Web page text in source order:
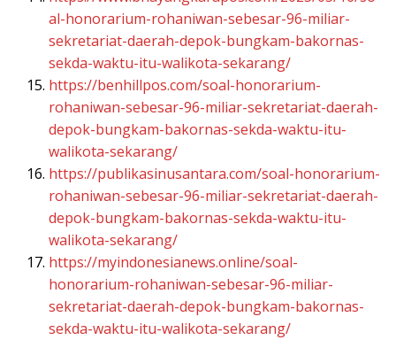
al-honorarium-rohaniwan-sebesar-96-miliar-
sekretariat-daerah-depok-bungkam-bakornas-
sekda-waktu-itu-walikota-sekarang/
https://benhillpos.com/soal-honorarium-
rohaniwan-sebesar-96-miliar-sekretariat-daerah-
depok-bungkam-bakornas-sekda-waktu-itu-
walikota-sekarang/
https://publikasinusantara.com/soal-honorarium-
rohaniwan-sebesar-96-miliar-sekretariat-daerah-
depok-bungkam-bakornas-sekda-waktu-itu-
walikota-sekarang/
https://myindonesianews.online/soal-
honorarium-rohaniwan-sebesar-96-miliar-
sekretariat-daerah-depok-bungkam-bakornas-
sekda-waktu-itu-walikota-sekarang/